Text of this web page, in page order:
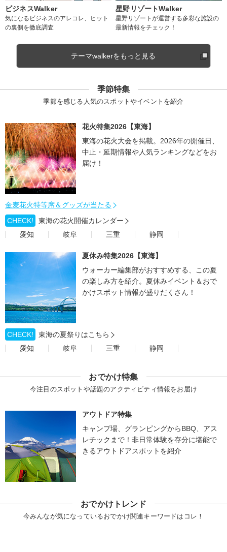
ビジネスWalker
気になるビジネスのアレコレ、ヒット
の裏側を徹底調査
星野リゾートWalker
星野リゾートが運営する多彩な施設の
最新情報をチェック！
テーマwalkerをもっと見る
季節特集
季節を感じる人気のスポットやイベントを紹介
花火特集2026【東海】
東海の花火大会を掲載。2026年の開催日、
中止・延期情報や人気ランキングなどをお
届け！
金麦花火特等席＆グッズが当たる
CHECK!
東海の花火開催カレンダー
愛知
岐阜 三重 静岡
夏休み特集2026【東海】
ウォーカー編集部がおすすめする、この夏
の楽しみ方を紹介。夏休みイベント＆おで
かけスポット情報が盛りだくさん！
CHECK!
東海の夏祭りはこちら
愛知
岐阜 三重 静岡
おでかけ特集
今注目のスポットや話題のアクティビティ情報をお届け
アウトドア特集
キャンプ場、グランピングからBBQ、アス
レチックまで！非日常体験を存分に堪能で
きるアウトドアスポットを紹介
おでかけトレンド
今みんなが気になっているおでかけ関連キーワードはコレ！